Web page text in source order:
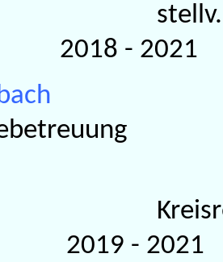
- 2021
- 2021